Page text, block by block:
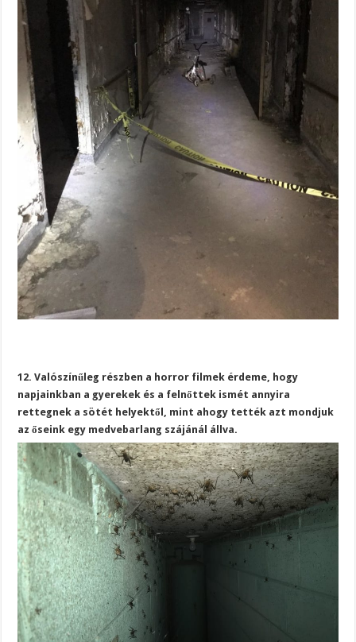
12. Valószínűleg részben a horror filmek érdeme, hogy
napjainkban a gyerekek és a felnőttek ismét annyira
rettegnek a sötét helyektől, mint ahogy tették azt mondjuk
az őseink egy medvebarlang szájánál állva.